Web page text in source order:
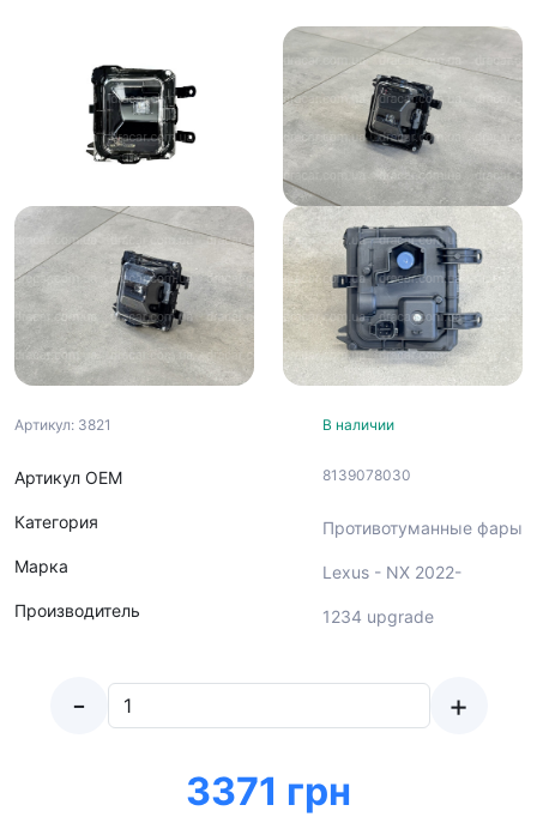
Артикул: 3821
Артикул ОЕМ
Категория
Марка
Производитель
В наличии
8139078030
Противотуманные фары
Lexus - NX 2022-
1234 upgrade
- +
3371 грн